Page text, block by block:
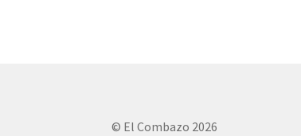
© El Combazo 2026